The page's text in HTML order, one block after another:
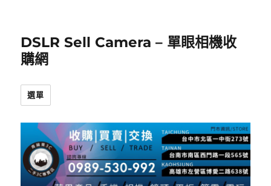
DSLR Sell Camera – 單眼相機收
購網
選單